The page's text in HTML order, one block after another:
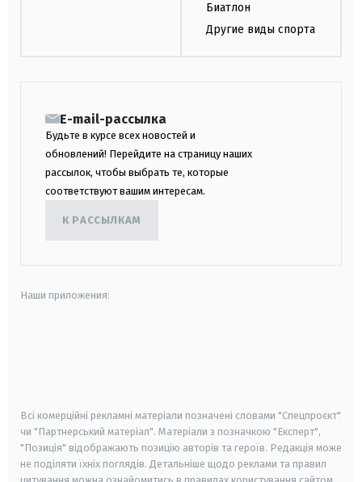
Биатлон
Другие виды спорта
E-mail-рассылка
Будьте в курсе всех новостей и
обновлений! Перейдите на страницу наших
рассылок, чтобы выбрать те, которые
соответствуют вашим интересам.
К РАССЫЛКАМ
Наши приложения:
Всі комерційні рекламні матеріали позначені словами "Спецпроєкт"
чи "Партнерський матеріал". Матеріали з позначкою "Експерт",
"Позиція" відображають позицію авторів та героїв. Редакція може
не поділяти їхніх поглядів. Детальніше щодо реклами та правил